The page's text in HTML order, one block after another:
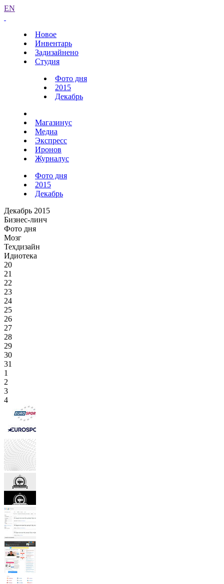
EN
Новое
Инвентарь
Задизайнено
Студия
Фото дня
2015
Декабрь
Магазинус
Медиа
Экспресс
Иронов
Журналус
Фото дня
2015
Декабрь
Декабрь 2015
Бизнес-линч
Фото дня
Мозг
Техдизайн
Идиотека
20
21
22
23
24
25
26
27
28
29
30
31
1
2
3
4